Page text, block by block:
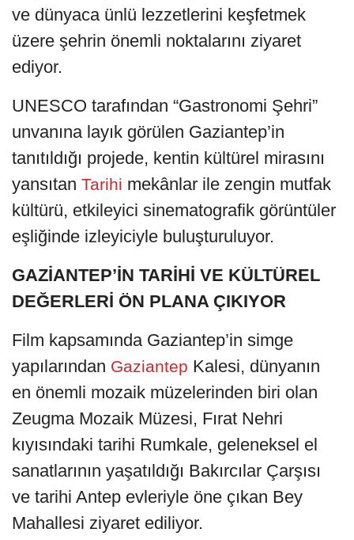
ve dünyaca ünlü lezzetlerini keşfetmek
üzere şehrin önemli noktalarını ziyaret
ediyor.
UNESCO tarafından “Gastronomi Şehri”
unvanına layık görülen Gaziantep’in
tanıtıldığı projede, kentin kültürel mirasını
yansıtan Tarihi mekânlar ile zengin mutfak
kültürü, etkileyici sinematografik görüntüler
eşliğinde izleyiciyle buluşturuluyor.
GAZİANTEP’İN TARİHİ VE KÜLTÜREL
DEĞERLERİ ÖN PLANA ÇIKIYOR
Film kapsamında Gaziantep’in simge
yapılarından Gaziantep Kalesi, dünyanın
en önemli mozaik müzelerinden biri olan
Zeugma Mozaik Müzesi, Fırat Nehri
kıyısındaki tarihi Rumkale, geleneksel el
sanatlarının yaşatıldığı Bakırcılar Çarşısı
ve tarihi Antep evleriyle öne çıkan Bey
Mahallesi ziyaret ediliyor.